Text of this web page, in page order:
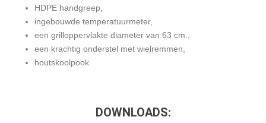
HDPE handgreep,
ingebouwde temperatuurmeter,
een grilloppervlakte diameter van 63 cm.,
een krachtig onderstel met wielremmen,
houtskoolpook
DOWNLOADS: